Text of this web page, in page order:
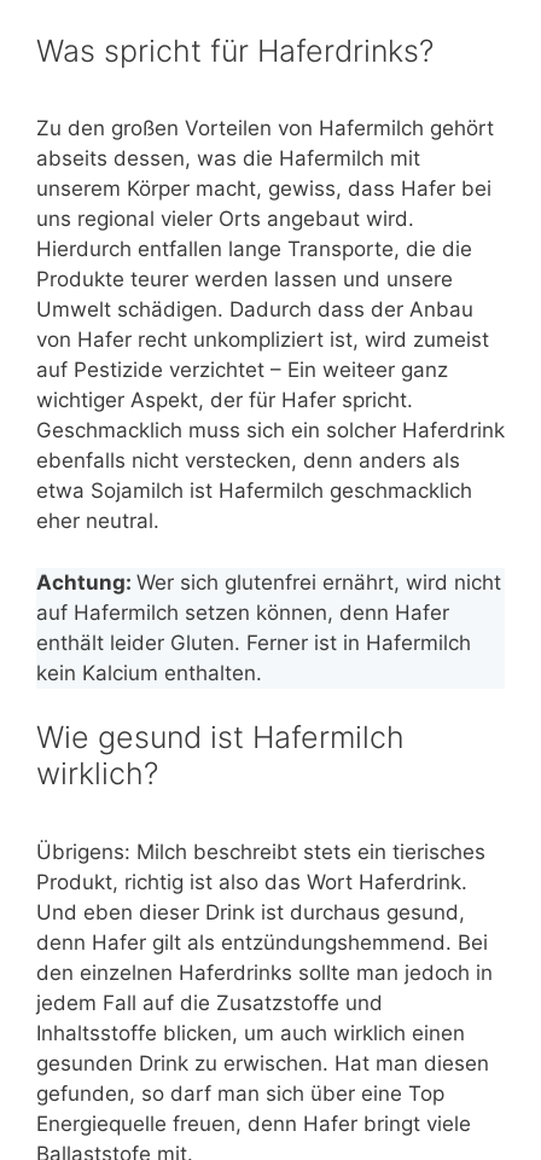
Was spricht für Haferdrinks?
Zu den großen Vorteilen von Hafermilch gehört
abseits dessen, was die Hafermilch mit
unserem Körper macht, gewiss, dass Hafer bei
uns regional vieler Orts angebaut wird.
Hierdurch entfallen lange Transporte, die die
Produkte teurer werden lassen und unsere
Umwelt schädigen. Dadurch dass der Anbau
von Hafer recht unkompliziert ist, wird zumeist
auf Pestizide verzichtet – Ein weiteer ganz
wichtiger Aspekt, der für Hafer spricht.
Geschmacklich muss sich ein solcher Haferdrink
ebenfalls nicht verstecken, denn anders als
etwa Sojamilch ist Hafermilch geschmacklich
eher neutral.
Achtung: Wer sich glutenfrei ernährt, wird nicht
auf Hafermilch setzen können, denn Hafer
enthält leider Gluten. Ferner ist in Hafermilch
kein Kalcium enthalten.
Wie gesund ist Hafermilch
wirklich?
Übrigens: Milch beschreibt stets ein tierisches
Produkt, richtig ist also das Wort Haferdrink.
Und eben dieser Drink ist durchaus gesund,
denn Hafer gilt als entzündungshemmend. Bei
den einzelnen Haferdrinks sollte man jedoch in
jedem Fall auf die Zusatzstoffe und
Inhaltsstoffe blicken, um auch wirklich einen
gesunden Drink zu erwischen. Hat man diesen
gefunden, so darf man sich über eine Top
Energiequelle freuen, denn Hafer bringt viele
Ballaststofe mit.